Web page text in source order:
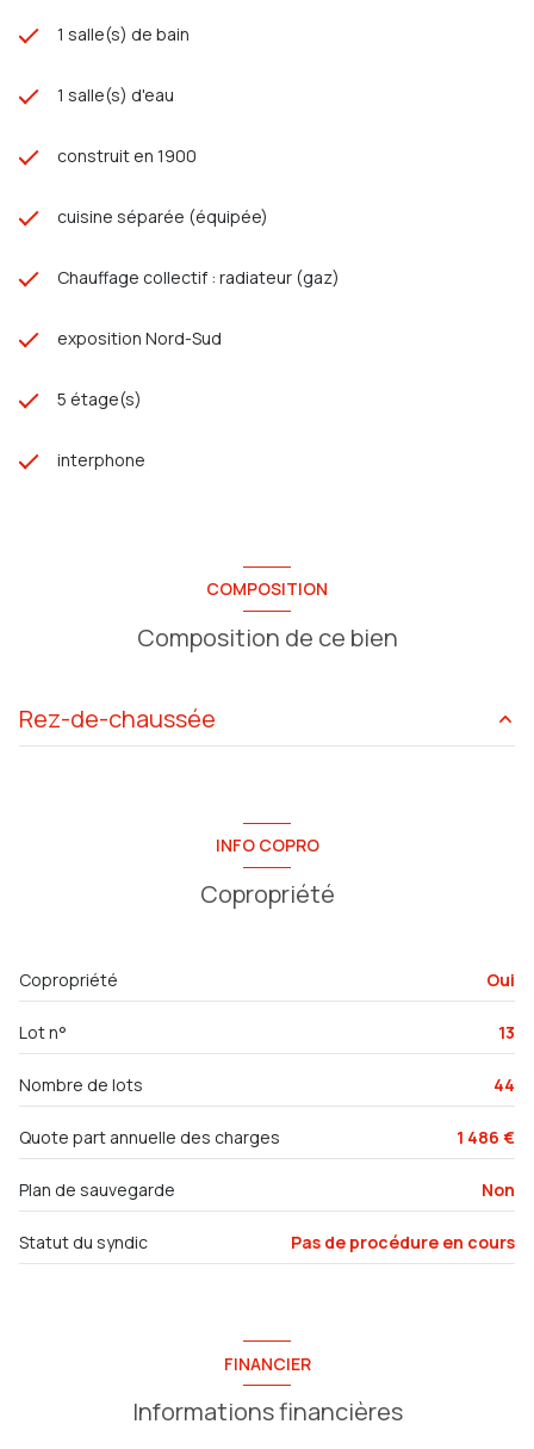
1 salle(s) de bain
1 salle(s) d'eau
construit en 1900
cuisine séparée (équipée)
Chauffage collectif : radiateur (gaz)
exposition Nord-Sud
5 étage(s)
interphone
COMPOSITION
Composition de ce bien
Rez-de-chaussée
chambre
15.33 m²
INFO COPRO
Copropriété
Copropriété Oui
Lot n° 13
Nombre de lots 44
Quote part annuelle des charges 1 486 €
Plan de sauvegarde Non
Statut du syndic Pas de procédure en cours
FINANCIER
Informations financières